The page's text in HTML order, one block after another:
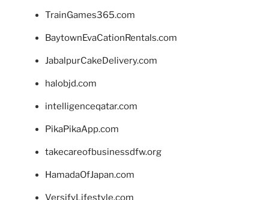
TrainGames365.com
BaytownEvaCationRentals.com
JabalpurCakeDelivery.com
halobjd.com
intelligenceqatar.com
PikaPikaApp.com
takecareofbusinessdfw.org
HamadaOfJapan.com
VersifyLifestyle.com